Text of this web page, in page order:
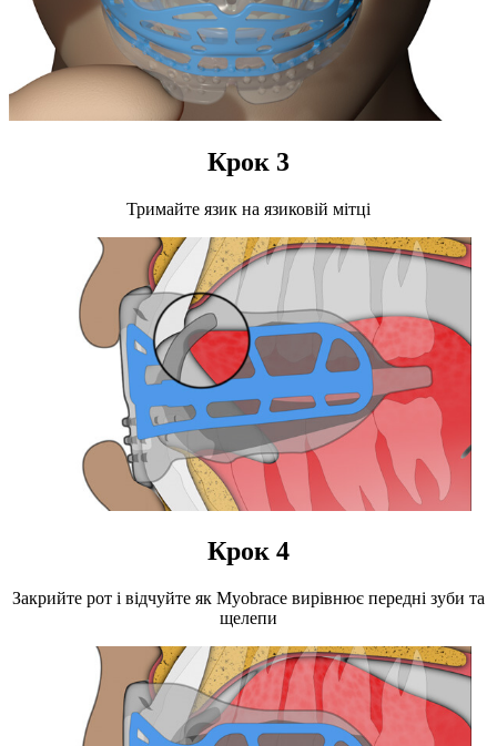
Крок 3
Тримайте язик на язиковій мітці
Крок 4
Закрийте рот і відчуйте як Myobrace вирівнює передні зуби та
щелепи